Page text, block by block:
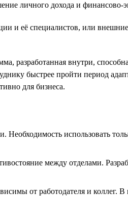
личного дохода и финансово-
и её специалистов, или
внутри,
быстрее пройти период
для бизнеса.
использовать
между отделами.
от работодателя и коллег.